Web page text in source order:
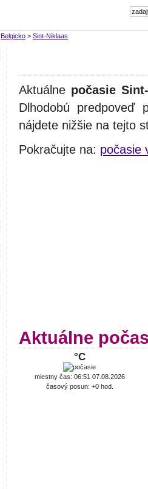
Belgicko > Sint-Niklaas
Aktuálne počasie
Dlhodobú predpoveď
nájdete nižšie na tejto
Pokračujte na: počasie
Aktuálne
°C
miestny čas: 06:51 07.08.2026
časový posun: +0 hod.